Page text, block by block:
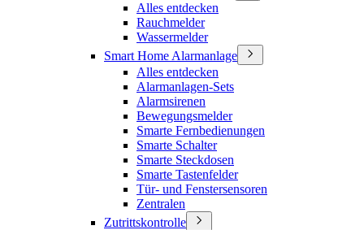
Alles entdecken
Rauchmelder
Wassermelder
Smart Home Alarmanlage
Alles entdecken
Alarmanlagen-Sets
Alarmsirenen
Bewegungsmelder
Smarte Fernbedienungen
Smarte Schalter
Smarte Steckdosen
Smarte Tastenfelder
Tür- und Fenstersensoren
Zentralen
Zutrittskontrolle